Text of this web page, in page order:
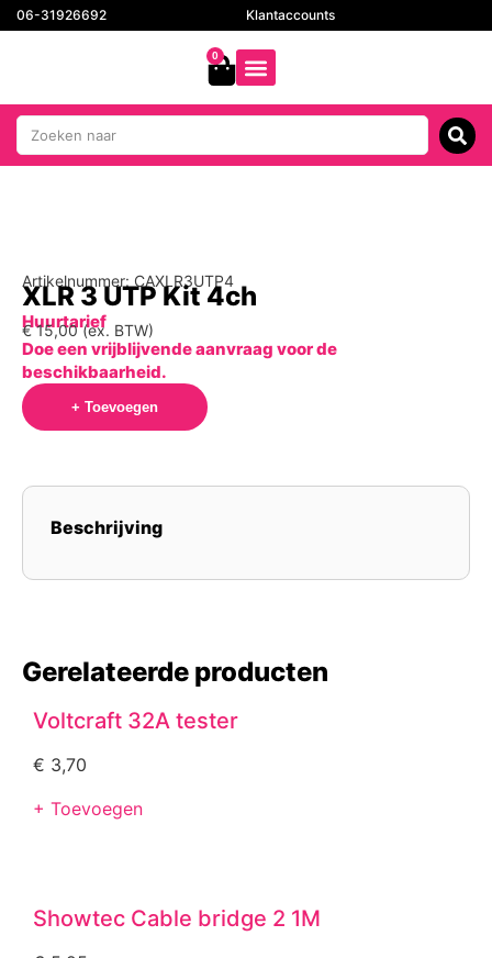
06-31926692 Klantaccounts
0
Artikelnummer: CAXLR3UTP4
XLR 3 UTP Kit 4ch
Huurtarief
€15,00(ex. BTW)
Doe een vrijblijvende aanvraag voor de
beschikbaarheid.
+ Toevoegen
Beschrijving
Gerelateerde producten
Voltcraft 32A tester
€ 3,70
+ Toevoegen
Showtec Cable bridge 2 1M